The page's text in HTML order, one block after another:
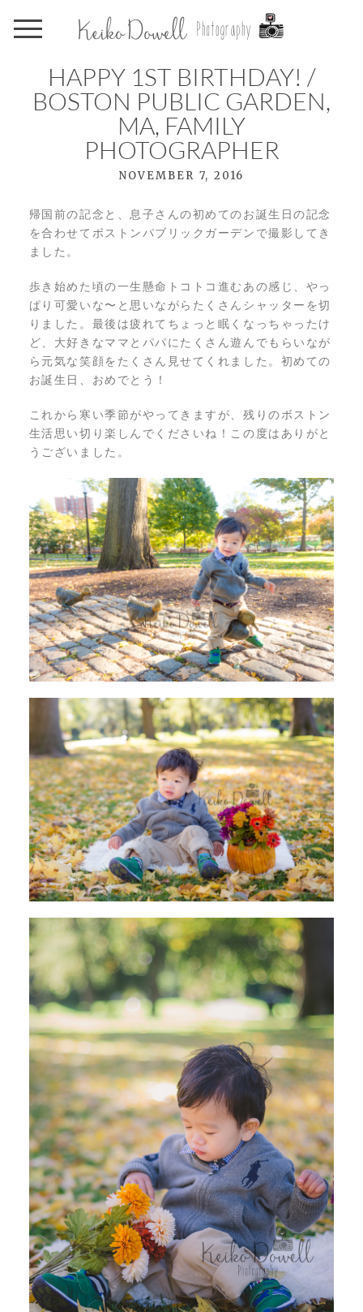
HAPPY 1ST BIRTHDAY! /
BOSTON PUBLIC GARDEN,
MA, FAMILY
PHOTOGRAPHER
NOVEMBER 7, 2016
帰国前の記念と、息子さんの初めてのお誕生日の記念
を合わせてボストンパブリックガーデンで撮影してき
ました。
歩き始めた頃の一生懸命トコトコ進むあの感じ、やっ
ぱり可愛いな〜と思いながらたくさんシャッターを切
りました。最後は疲れてちょっと眠くなっちゃったけ
ど、大好きなママとパパにたくさん遊んでもらいなが
ら元気な笑顔をたくさん見せてくれました。初めての
お誕生日、おめでとう！
これから寒い季節がやってきますが、残りのボストン
生活思い切り楽しんでくださいね！この度はありがと
うございました。